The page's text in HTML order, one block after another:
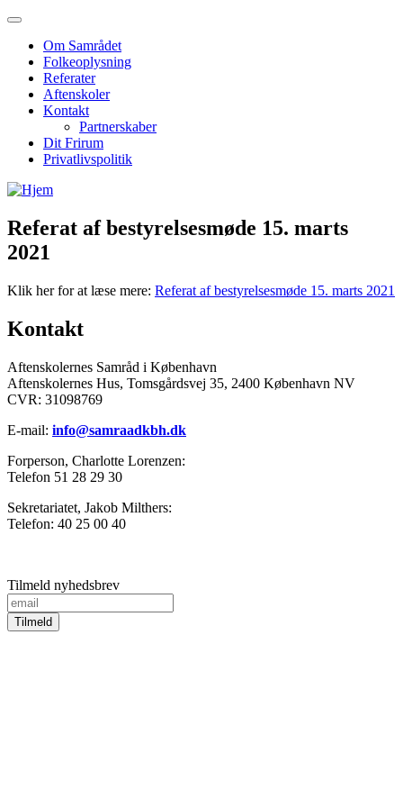
Om Samrådet
Folkeoplysning
Referater
Aftenskoler
Kontakt
Partnerskaber
Dit Frirum
Privatlivspolitik
Referat af bestyrelsesmøde 15. marts
2021
Klik her for at læse mere: Referat af bestyrelsesmøde 15. marts 2021
Kontakt
Aftenskolernes Samråd i København
Aftenskolernes Hus, Tomsgårdsvej 35, 2400 København NV
CVR: 31098769
E-mail: info@samraadkbh.dk
Forperson, Charlotte Lorenzen:
Telefon 51 28 29 30
Sekretariatet, Jakob Milthers:
Telefon: 40 25 00 40
Tilmeld nyhedsbrev